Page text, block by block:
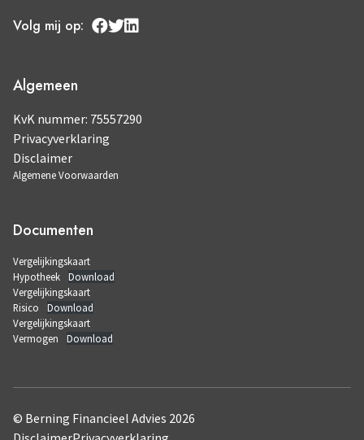
Volg mij op:
Algemeen
KvK nummer: 75557290
Privacyverklaring
Disclaimer
Algemene Voorwaarden
Documenten
Vergelijkingskaart
Hypotheek
Download
Vergelijkingskaart
Risico
Download
Vergelijkingskaart
Vermogen
Download
© Berning Financieel Advies 2026